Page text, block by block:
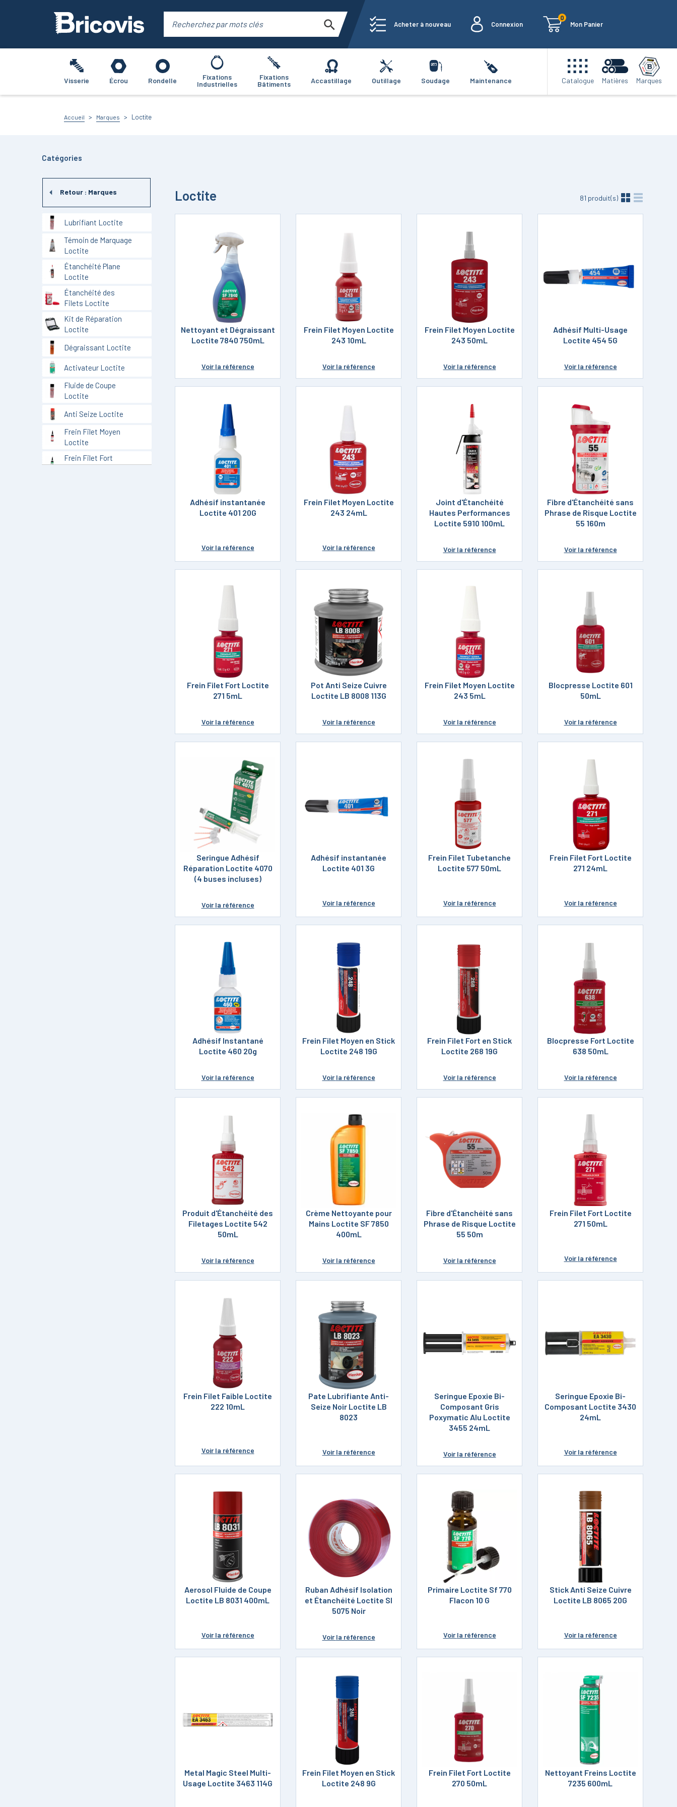
Acheter à nouveau Connexion
0
Mon Panier
Visserie Écrou Rondelle
Fixations
Industrielles
Fixations
Bâtiments
Accastillage Outillage Soudage Maintenance Catalogue Matières Marques
Accueil Marques Loctite
Catégories
Retour : Marques
Lubrifiant Loctite
Témoin de Marquage
Loctite
Étanchéité Plane
Loctite
Étanchéité des
Filets Loctite
Kit de Réparation
Loctite
Dégraissant Loctite
Activateur Loctite
Fluide de Coupe
Loctite
Anti Seize Loctite
Frein Filet Moyen
Loctite
Frein Filet Fort
Loctite 81 produit(s)
Nettoyant et Dégraissant
Loctite 7840 750mL
Voirla référence
Frein Filet Moyen Loctite
243 10mL
Voirla référence
Frein Filet Moyen Loctite
243 50mL
Voirla référence
Adhésif Multi-Usage
Loctite 454 5G
Voirla référence
Adhésif instantanée
Loctite 401 20G
Voirla référence
Frein Filet Moyen Loctite
243 24mL
Voirla référence
Joint d'Étanchéité
Hautes Performances
Loctite 5910 100mL
Voirla référence
Fibre d'Étanchéité sans
Phrase de Risque Loctite
55 160m
Voirla référence
Frein Filet Fort Loctite
271 5mL
Voirla référence
Pot Anti Seize Cuivre
Loctite LB 8008 113G
Voirla référence
Frein Filet Moyen Loctite
243 5mL
Voirla référence
Blocpresse Loctite 601
50mL
Voirla référence
Seringue Adhésif
Réparation Loctite 4070
(4 buses incluses)
Voirla référence
Adhésif instantanée
Loctite 401 3G
Voirla référence
Frein Filet Tubetanche
Loctite 577 50mL
Voirla référence
Frein Filet Fort Loctite
271 24mL
Voirla référence
Adhésif Instantané
Loctite 460 20g
Voirla référence
Frein Filet Moyen en Stick
Loctite 248 19G
Voirla référence
Frein Filet Fort en Stick
Loctite 268 19G
Voirla référence
Blocpresse Fort Loctite
638 50mL
Voirla référence
Produit d'Étanchéité des
Filetages Loctite 542
50mL
Voirla référence
Crème Nettoyante pour
Mains Loctite SF 7850
400mL
Voirla référence
Fibre d'Étanchéité sans
Phrase de Risque Loctite
55 50m
Voirla référence
Frein Filet Fort Loctite
271 50mL
Voirla référence
Frein Filet Faible Loctite
222 10mL
Voirla référence
Pate Lubrifiante Anti-
Seize Noir Loctite LB
8023
Voirla référence
Seringue Epoxie Bi-
Composant Gris
Poxymatic Alu Loctite
3455 24mL
Voirla référence
Seringue Epoxie Bi-
Composant Loctite 3430
24mL
Voirla référence
Aerosol Fluide de Coupe
Loctite LB 8031 400mL
Voirla référence
Ruban Adhésif Isolation
et Étanchéité Loctite SI
5075 Noir
Voirla référence
Primaire Loctite Sf 770
Flacon 10 G
Voirla référence
Stick Anti Seize Cuivre
Loctite LB 8065 20G
Voirla référence
Metal Magic Steel Multi-
Usage Loctite 3463 114G
Frein Filet Moyen en Stick
Loctite 248 9G
Frein Filet Fort Loctite
270 50mL
Nettoyant Freins Loctite
7235 600mL